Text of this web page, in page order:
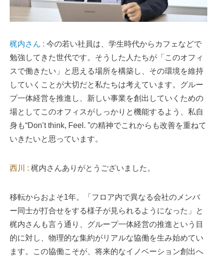
梶内さん : 今の若い社員は、学生時代からカフェなどで
勉強してきた世代です。そうした人たちが「このオフィ
スで働きたい」と思える場所を構築し、その環境を維持
していくことが大切だと私たちは考えています。グルー
プ一体経営を推進し、新しい事業を創出していくための
場としてこのオフィスがしっかりと機能するよう、私自
身も“Don’t think, Feel. ”の精神でこれからも改善を重ねて
いきたいと思っています。
西川 : 梶内さんありがとうございました。
移転からおよそ1年。「フロア内で異なる会社のメンバ
ー同士が打合せをする様子が見られるようになった」と
梶内さんも言う通り、グループ一体経営の推進という目
的に対し、物理的な集約がリアルな協働を生み始めてい
ます。この協働こそが、将来的なイノベーション創出へ